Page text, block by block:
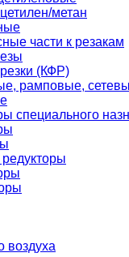
метан
части к резакам
(КФР)
рамповые,
специального
воздуха